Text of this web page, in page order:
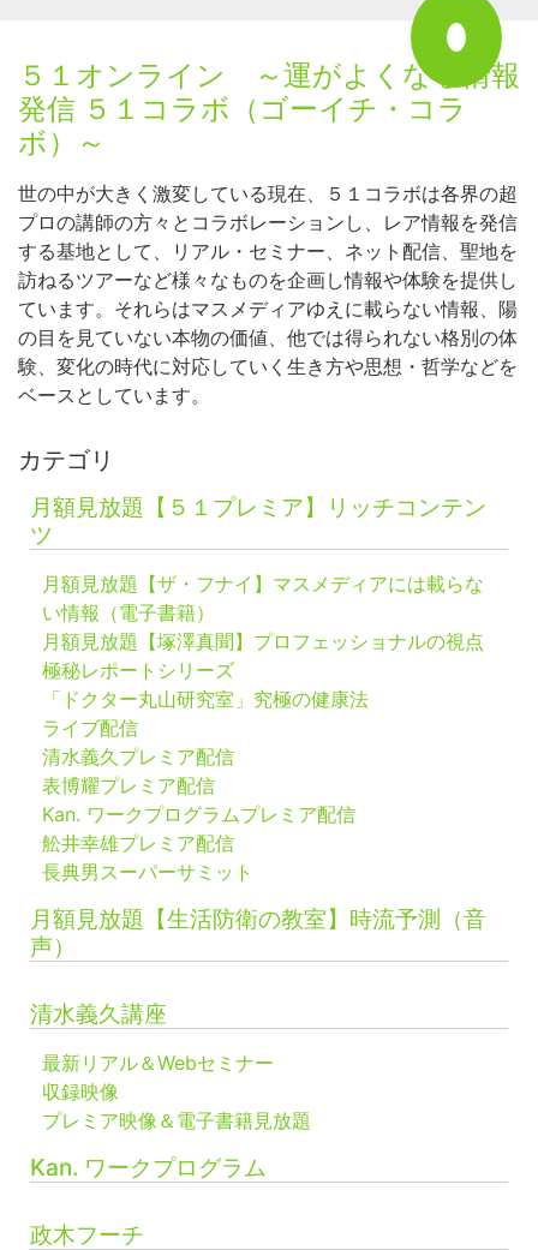
５１オンライン ～運がよくなる情報
発信 ５１コラボ（ゴーイチ・コラ
ボ）～
世の中が大きく激変している現在、５１コラボは各界の超
プロの講師の方々とコラボレーションし、レア情報を発信
する基地として、リアル・セミナー、ネット配信、聖地を
訪ねるツアーなど様々なものを企画し情報や体験を提供し
ています。それらはマスメディアゆえに載らない情報、陽
の目を見ていない本物の価値、他では得られない格別の体
験、変化の時代に対応していく生き方や思想・哲学などを
ベースとしています。
カテゴリ
月額見放題【５１プレミア】リッチコンテン
ツ
月額見放題【ザ・フナイ】マスメディアには載らな
い情報（電子書籍）
月額見放題【塚澤真聞】プロフェッショナルの視点
極秘レポートシリーズ
「ドクター丸山研究室」究極の健康法
ライブ配信
清水義久プレミア配信
表博耀プレミア配信
Kan. ワークプログラムプレミア配信
舩井幸雄プレミア配信
長典男スーパーサミット
月額見放題【生活防衛の教室】時流予測（音
声）
清水義久講座
最新リアル＆Webセミナー
収録映像
プレミア映像＆電子書籍見放題
Kan. ワークプログラム
政木フーチ